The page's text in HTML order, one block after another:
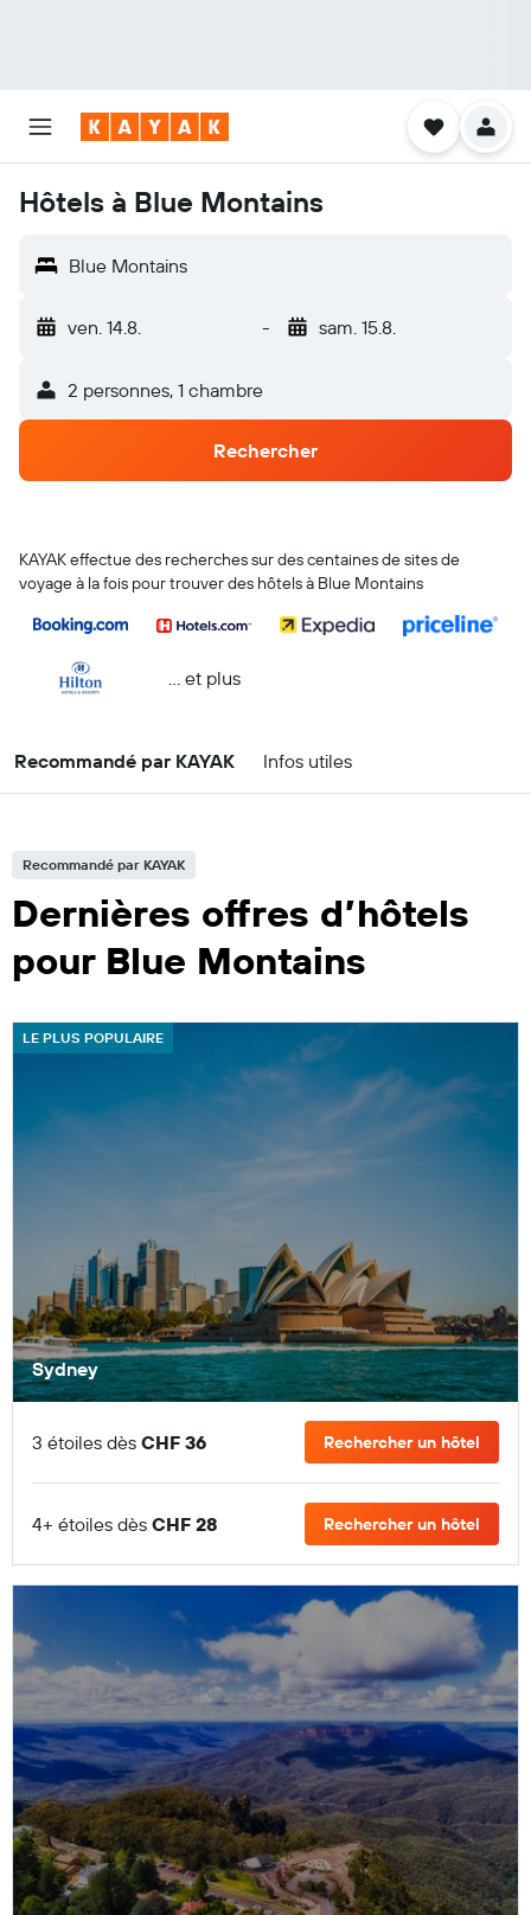
Hôtels à Blue Montains
Blue Montains
ven. 14.8. - sam. 15.8.
2 personnes, 1 chambre
Rechercher
KAYAK effectue des recherches sur des centaines de sites de
voyage à la fois pour trouver des hôtels à Blue Montains
… et plus
Recommandé par KAYAK Infos utiles
Recommandé par KAYAK
Dernières offres d’hôtels
pour Blue Montains
LE PLUS POPULAIRE
Sydney
3 étoiles dès CHF 36 Rechercher un hôtel
4+ étoiles dès CHF 28 Rechercher un hôtel